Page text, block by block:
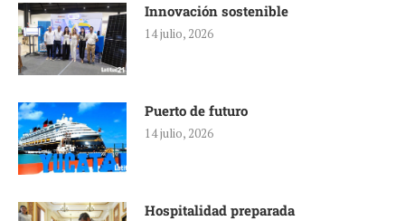
Innovación sostenible
14 julio, 2026
Puerto de futuro
14 julio, 2026
Hospitalidad preparada